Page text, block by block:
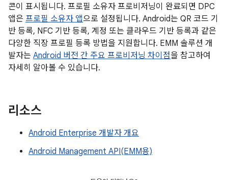
콘이 표시됩니다. 프로필 소유자 프로비저닝이 완료되면 DPC
앱은 프로필 소유자 앱으로 설정됩니다. Android는 QR 코드 기
반 등록, NFC 기반 등록, 계정 또는 클라우드 기반 등록과 같은
다양한 직장 프로필 등록 방법을 지원합니다. EMM 솔루션 개
발자는 Android 버전 간 주요 프로비저닝 차이점을 참고하여
자세히 알아볼 수 있습니다.
리소스
Android Enterprise 개발자 개요
Android Management API(EMM용)